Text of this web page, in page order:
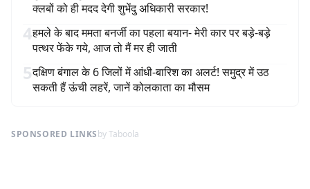
क्लबों को ही मदद देगी शुभेंदु अधिकारी सरकार!
4हमले के बाद ममता बनर्जी का पहला बयान- मेरी कार पर बड़े-बड़े
पत्थर फेंके गये, आज तो मैं मर ही जाती
5दक्षिण बंगाल के 6 जिलों में आंधी-बारिश का अलर्ट! समुद्र में उठ
सकती हैं ऊंची लहरें, जानें कोलकाता का मौसम
SPONSORED LINKSby Taboola